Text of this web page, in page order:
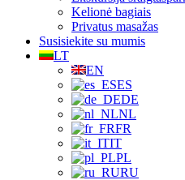
Kelionė bagiais
Privatus masažas
Susisiekite su mumis
LT
EN
ES
DE
NL
FR
IT
PL
RU